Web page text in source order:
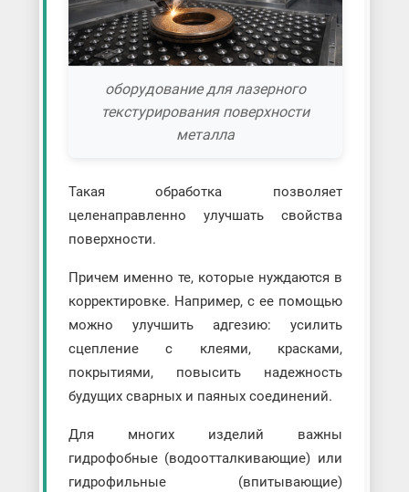
оборудование для лазерного
текстурирования поверхности
металла
Такая обработка позволяет
целенаправленно улучшать свойства
поверхности.
Причем именно те, которые нуждаются в
корректировке. Например, с ее помощью
можно улучшить адгезию: усилить
сцепление с клеями, красками,
покрытиями, повысить надежность
будущих сварных и паяных соединений.
Для многих изделий важны
гидрофобные (водоотталкивающие) или
гидрофильные (впитывающие)